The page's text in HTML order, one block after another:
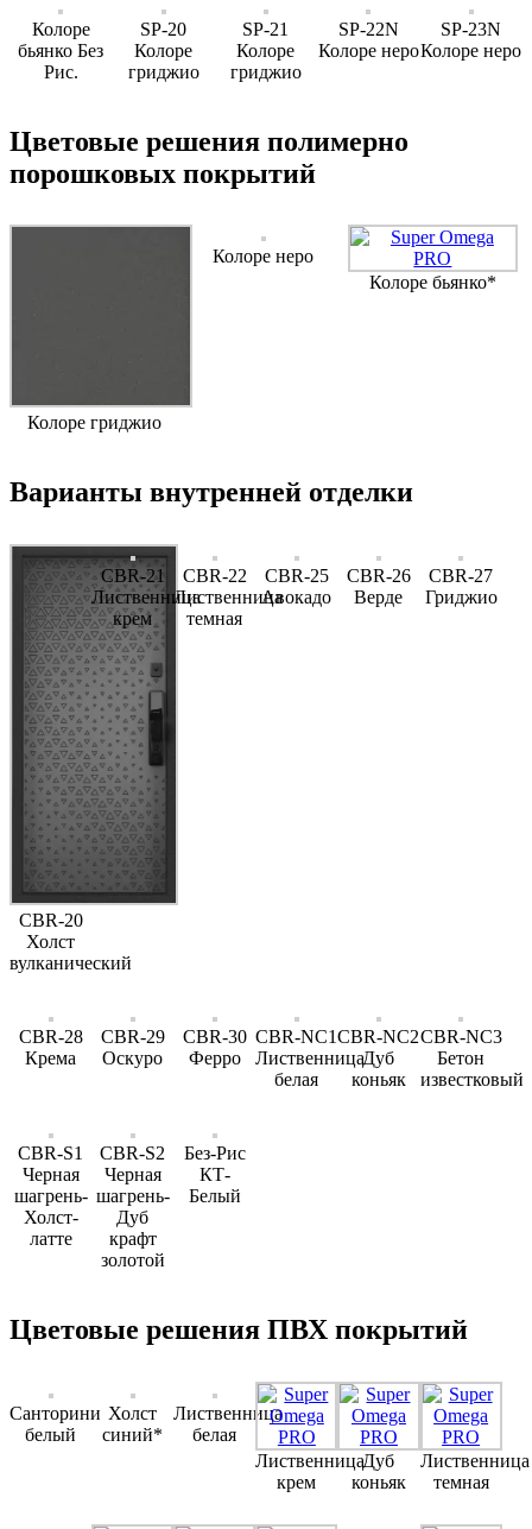
Колоре
бьянко Без
Рис.
SP-20
Колоре
гриджио
SP-21
Колоре
гриджио
SP-22N
Колоре неро
SP-23N
Колоре неро
Цветовые решения полимерно
порошковых покрытий
Колоре гриджио
Колоре неро
Колоре бьянко*
Варианты внутренней отделки
CBR-20
Холст
вулканический
CBR-21
Лиственница
крем
CBR-22
Лиственница
темная
CBR-25
Авокадо
CBR-26
Верде
CBR-27
Гриджио
CBR-28
Крема
CBR-29
Оскуро
CBR-30
Ферро
CBR-NC1
Лиственница
белая
CBR-NC2
Дуб
коньяк
CBR-NC3
Бетон
известковый
CBR-S1
Черная
шагрень-
Холст-
латте
CBR-S2
Черная
шагрень-
Дуб
крафт
золотой
Без-Рис
КТ-
Белый
Цветовые решения ПВХ покрытий
Санторини
белый
Холст
синий*
Лиственница
белая
Лиственница
крем
Дуб
коньяк
Лиственница
темная